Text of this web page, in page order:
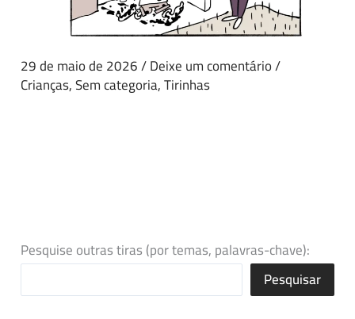
29 de maio de 2026/Deixe um comentário/
Crianças,Sem categoria,Tirinhas
Pesquise outras tiras (por temas, palavras-chave):
Pesquisar